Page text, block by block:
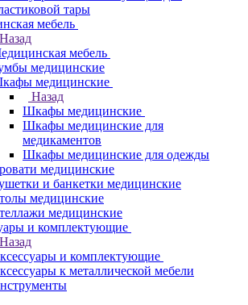
тары
мебель
Назад
мебель
медицинские
медицинские
Назад
Шкафы медицинские
Шкафы медицинские для
медикаментов
Шкафы медицинские для одежды
медицинские
и банкетки медицинские
медицинские
медицинские
и комплектующие
Назад
и комплектующие
к металлической мебели